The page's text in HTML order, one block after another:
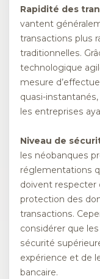
Rapidité des
vantent
transactions plus
traditionnelles.
technologique
mesure
quasi-
les entreprises
Niveau de
les néobanques
réglementations
doivent respecter
protection des
transactions.
considérer que
sécurité
expérience et de
bancaire.